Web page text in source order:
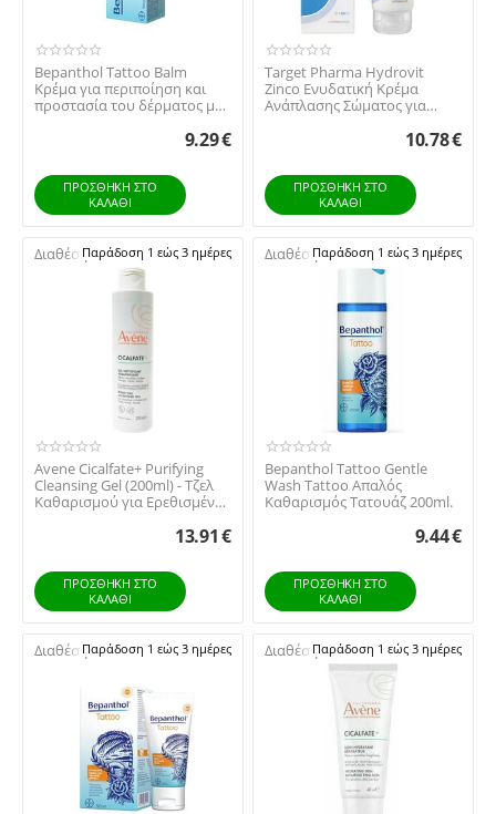
Bepanthol Tattoo Balm
Κρέμα για περιποίηση και
προστασία του δέρματος με
9.29€
ΠΡΟΣΘΉΚΗ ΣΤΟ
ΚΑΛΆΘΙ
Target Pharma Hydrovit
Zinco Ενυδατική Κρέμα
Ανάπλασης Σώματος για
10.78€
ΠΡΟΣΘΉΚΗ ΣΤΟ
ΚΑΛΆΘΙ
Διαθέσιμο:Παράδοση 1 εώς 3 ημέρες
Avene Cicalfate+ Purifying
Cleansing Gel (200ml) - Τζελ
Καθαρισμού για Ερεθισμένη
13.91€
ΠΡΟΣΘΉΚΗ ΣΤΟ
ΚΑΛΆΘΙ
Διαθέσιμο:Παράδοση 1 εώς 3 ημέρες
Bepanthol Tattoo Gentle
Wash Tattoo Απαλός
Καθαρισμός Τατουάζ 200ml.
9.44€
ΠΡΟΣΘΉΚΗ ΣΤΟ
ΚΑΛΆΘΙ
Διαθέσιμο:Παράδοση 1 εώς 3 ημέρες Διαθέσιμο:Παράδοση 1 εώς 3 ημέρες